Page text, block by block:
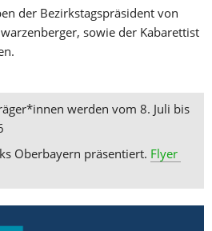
der Bezirkstagspräsident von
sowie der Kabarettist
werden vom 8. Juli bis
Oberbayern präsentiert. Flyer